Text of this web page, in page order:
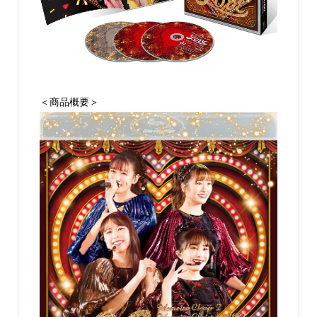
＜商品概要＞